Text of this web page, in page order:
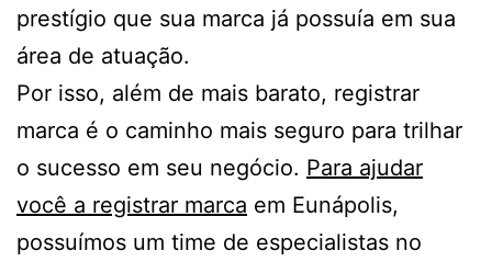
prestígio que sua marca já possuía em sua
área de atuação.
Por isso, além de mais barato, registrar
marca é o caminho mais seguro para trilhar
o sucesso em seu negócio. Para ajudar
você a registrar marca em Eunápolis,
possuímos um time de especialistas no